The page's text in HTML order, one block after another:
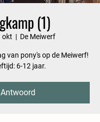
(1)
okt
  |
De Meiwerf
van pony's op de Meiwerf!
6-12 jaar.
Antwoord